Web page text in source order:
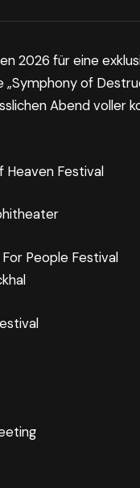
2026 für eine
of
Abend voller
Festival
People Festival